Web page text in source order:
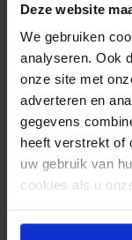
Deze website
We gebruiken
analyseren. Ook
onze site met
adverteren en
gegevens
heeft verstrekt of
uw gebruik van
cookies als u
90% die het
bereiken. De
uw
Daarnaast
natuurlijk
kunnen
worden bij uw
evenement